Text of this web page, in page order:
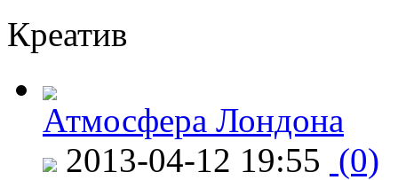
Креатив
Атмосфера Лондона
2013-04-12 19:55 (0)